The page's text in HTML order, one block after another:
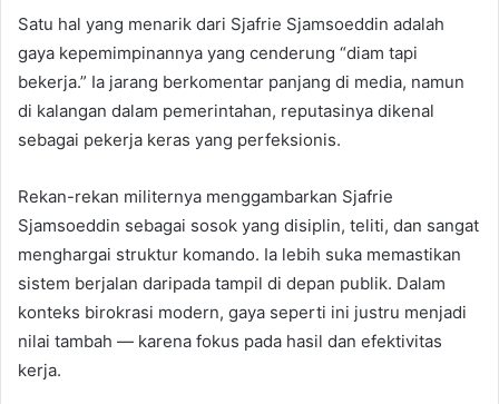
Satu hal yang menarik dari Sjafrie Sjamsoeddin adalah
gaya kepemimpinannya yang cenderung “diam tapi
bekerja.” Ia jarang berkomentar panjang di media, namun
di kalangan dalam pemerintahan, reputasinya dikenal
sebagai pekerja keras yang perfeksionis.
Rekan-rekan militernya menggambarkan Sjafrie
Sjamsoeddin sebagai sosok yang disiplin, teliti, dan sangat
menghargai struktur komando. Ia lebih suka memastikan
sistem berjalan daripada tampil di depan publik. Dalam
konteks birokrasi modern, gaya seperti ini justru menjadi
nilai tambah — karena fokus pada hasil dan efektivitas
kerja.